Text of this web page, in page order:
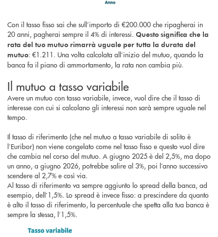
Con il tasso fisso sai che sull’importo di €200.000 che ripagherai in
20 anni, pagherai sempre il 4% di interessi. Questo significa che la
rata del tuo mutuo rimarrà uguale per tutta la durata del
mutuo: €1.211. Una volta calcolata all’inizio del mutuo, quando la
banca fa il piano di ammortamento, la rata non cambia più.
Il mutuo a tasso variabile
Avere un mutuo con tasso variabile, invece, vuol dire che il tasso di
interesse con cui si calcolano gli interessi non sarà sempre uguale nel
tempo.
Il tasso di riferimento (che nel mutuo a tasso variabile di solito è
l’Euribor) non viene congelato come nel tasso fisso e questo vuol dire
che cambia nel corso del mutuo. A giugno 2025 è del 2,5%, ma dopo
un anno, a giugno 2026, potrebbe salire al 3%, poi l’anno successivo
scendere al 2,7% e così via.
Al tasso di riferimento va sempre aggiunto lo spread della banca, ad
esempio, dell’1,5%. Lo spread è invece fisso: a prescindere da quanto
è alto il tasso di riferimento, la percentuale che spetta alla tua banca è
sempre la stessa, l’1,5%.